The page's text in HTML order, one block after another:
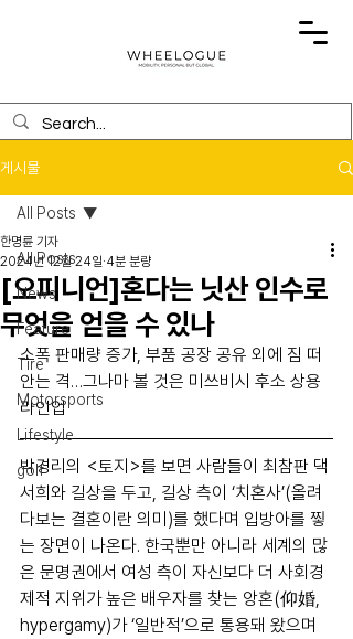
게시물
All Posts
News
Feature
Tire
Motorsports
Lifestyle
golf
All Posts
[오피니언]혼다는 닛산 인수로
무엇을 얻을 수 있나
한명륜 기자
2024년 12월 24일 4분 분량
소폭 판매량 증가, 부품 공장 공유 외에 짐 떠
안는 격…그나마 볼 것은 미쓰비시 후소 상용
라인업
박경리의 <토지>를 보면 사람들이 최참판 댁
서희와 길상을 두고, 길상 측이 ‘치혼사’(올려
다보는 결혼이란 의미)를 했다며 입방아를 찧
는 장면이 나온다. 한국뿐만 아니라 세계의 많
은 문명권에서 여성 측이 자신보다 더 사회경
제적 지위가 높은 배우자를 찾는 앙혼(仰婚,
hypergamy)가 ‘일반적’으로 통용돼 왔으며